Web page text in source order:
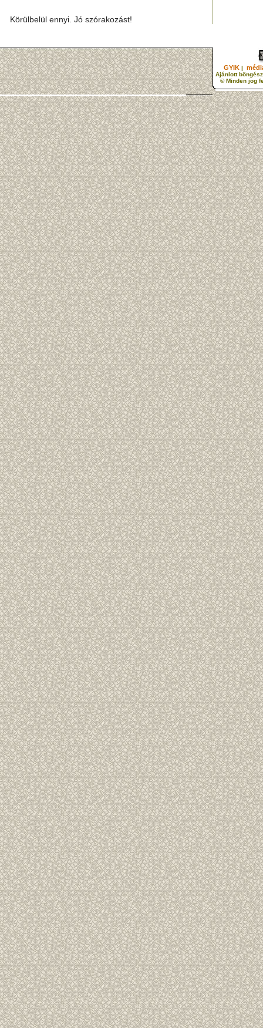
Körülbelül ennyi. Jó szórakozást!
GYIK |
Ajánlott
© Minden jog